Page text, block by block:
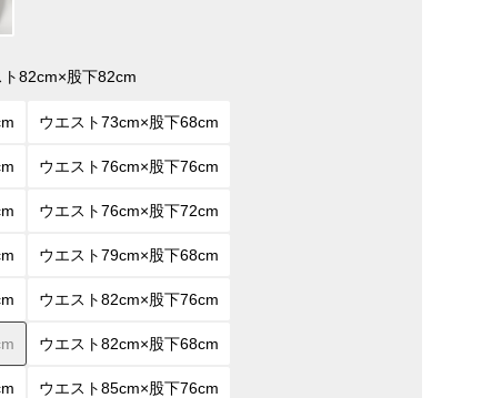
ト82cm×股下82cm
ウエスト73cm×股下68cm
ウエスト76cm×股下76cm
ウエスト76cm×股下72cm
ウエスト79cm×股下68cm
ウエスト82cm×股下76cm
ウエスト82cm×股下68cm
ウエスト85cm×股下76cm